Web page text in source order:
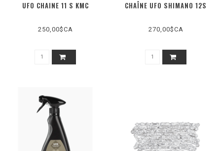
UFO CHAINE 11 S KMC
250,00$CA
CHAÎNE UFO SHIMANO 12S
270,00$CA